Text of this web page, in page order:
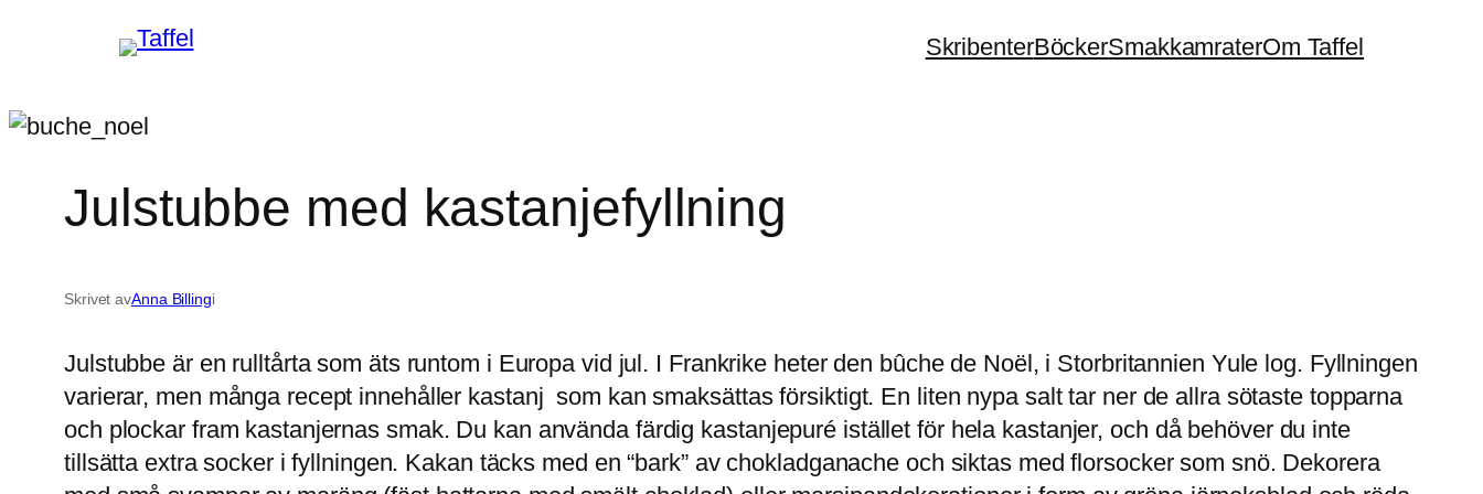
SkribenterBöckerSmakkamraterOm Taffel
Julstubbe med kastanjefyllning
Skrivet avAnna Billingi
Julstubbe är en rulltårta som äts runtom i Europa vid jul. I Frankrike heter den bûche de Noël, i Storbritannien Yule log. Fyllningen
varierar, men många recept innehåller kastanj som kan smaksättas försiktigt. En liten nypa salt tar ner de allra sötaste topparna
och plockar fram kastanjernas smak. Du kan använda färdig kastanjepuré istället för hela kastanjer, och då behöver du inte
tillsätta extra socker i fyllningen. Kakan täcks med en “bark” av chokladganache och siktas med florsocker som snö. Dekorera